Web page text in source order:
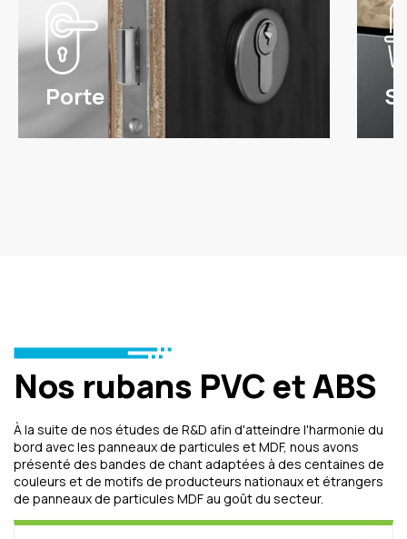
Porte
Nos rubans PVC et ABS
À la suite de nos études de R&D afin d'atteindre l'harmonie du
bord avec les panneaux de particules et MDF, nous avons
présenté des bandes de chant adaptées à des centaines de
couleurs et de motifs de producteurs nationaux et étrangers
de panneaux de particules MDF au goût du secteur.